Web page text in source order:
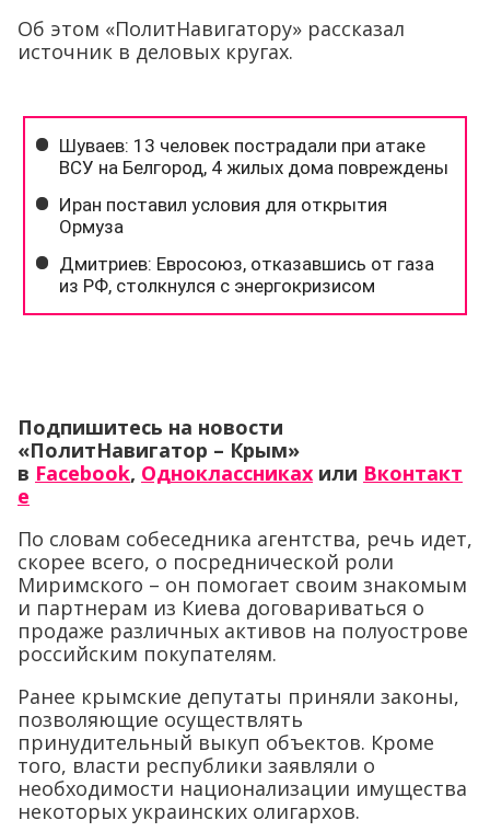
Об этом «ПолитНавигатору» рассказал
источник в деловых кругах.
Подпишитесь на новости
«ПолитНавигатор – Крым»
в Facebook, Одноклассниках или Вконтакт
е
По словам собеседника агентства, речь идет,
скорее всего, о посреднической роли
Миримского – он помогает своим знакомым
и партнерам из Киева договариваться о
продаже различных активов на полуострове
российским покупателям.
Ранее крымские депутаты приняли законы,
позволяющие осуществлять
принудительный выкуп объектов. Кроме
того, власти республики заявляли о
необходимости национализации имущества
некоторых украинских олигархов.